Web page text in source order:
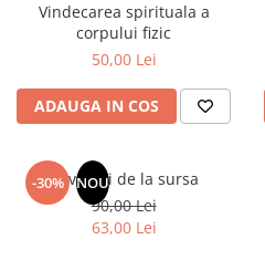
Enciclopedii
Kids Book Club
Literatura Scolara
Lecturi Scolare
Lumea Copilariei
Ma pregatesc pentru scoala
Vindecarea spirituala a
corpului fizic
50,00 Lei
ADAUGA IN COS
-30% NOU
Revelatii de la sursa
90,00 Lei
63,00 Lei